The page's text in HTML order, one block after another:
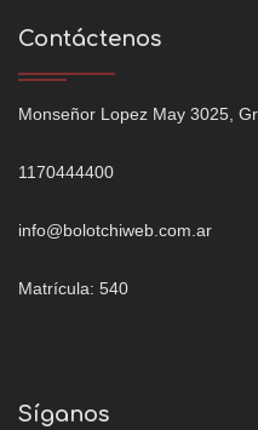
Contáctenos
Monseñor Lopez May 3025,
1170444400
info@bolotchiweb.com.ar
Matrícula: 540
Síganos